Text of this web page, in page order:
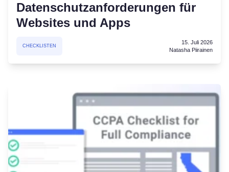
Datenschutzanforderungen für
Websites und Apps
CHECKLISTEN
15. Juli 2026
Natasha Piirainen